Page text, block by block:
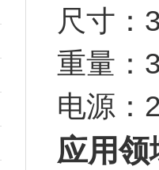
尺寸：
重量：
电源：
应用领